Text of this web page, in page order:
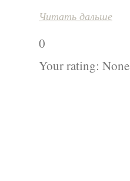
Читать дальше
0
Your rating: None